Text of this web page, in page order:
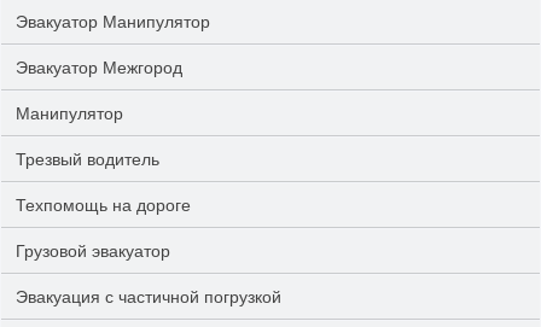
Эвакуатор Манипулятор
Эвакуатор Межгород
Манипулятор
Трезвый водитель
Техпомощь на дороге
Грузовой эвакуатор
Эвакуация с частичной погрузкой